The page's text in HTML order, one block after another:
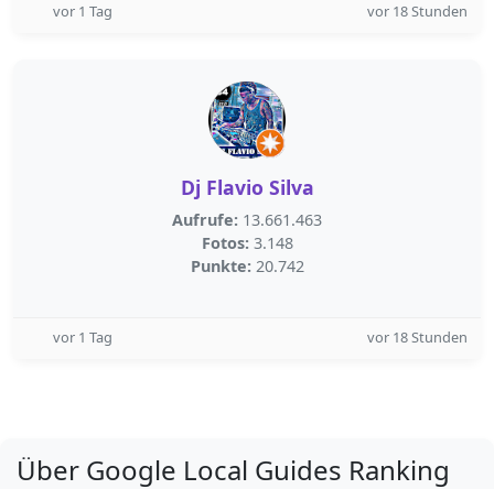
vor 1 Tag vor 18 Stunden
Dj Flavio Silva
Aufrufe: 13.661.463
Fotos: 3.148
Punkte: 20.742
vor 1 Tag vor 18 Stunden
Über Google Local Guides Ranking